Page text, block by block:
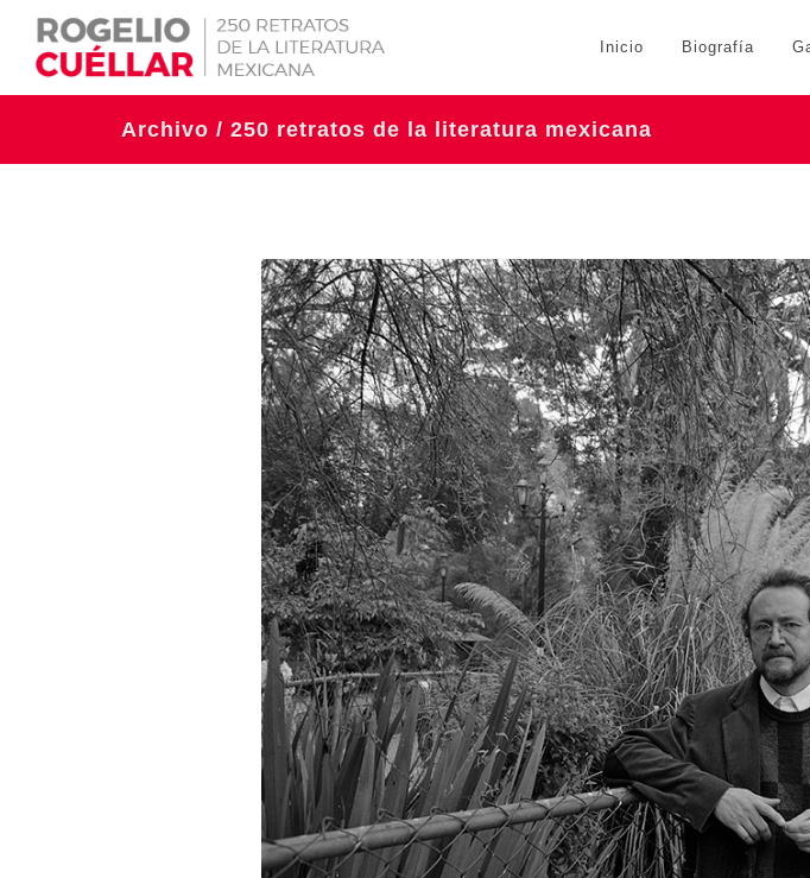
Inicio Biografía
Archivo / 250 retratos de la literatura mexicana